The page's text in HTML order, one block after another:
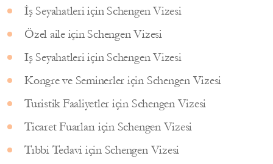
İş Seyahatleri için Schengen Vizesi
Özel aile için Schengen Vizesi
Iş Seyahatleri için Schengen Vizesi
Kongre ve Seminerler için Schengen Vizesi
Turistik Faaliyetler için Schengen Vizesi
Ticaret Fuarları için Schengen Vizesi
Tıbbi Tedavi için Schengen Vizesi